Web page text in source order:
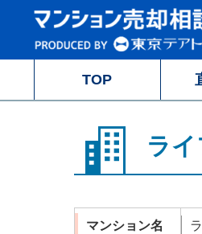
TOP
ラ
マンション名